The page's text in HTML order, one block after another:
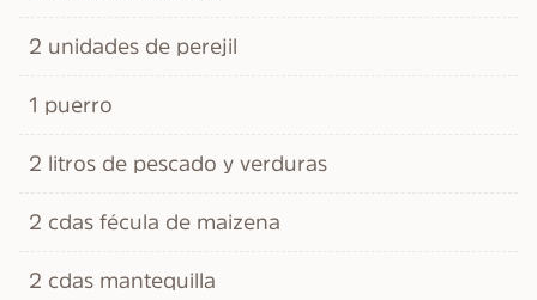
2 unidades de perejil
1 puerro
2 litros de pescado y verduras
2 cdas fécula de maizena
2 cdas mantequilla